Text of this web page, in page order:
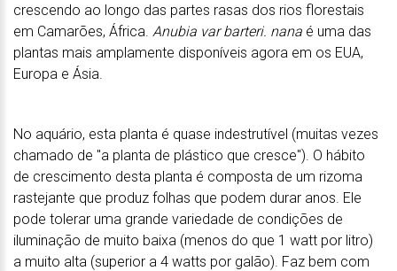
crescendo ao longo das partes rasas dos rios florestais
em Camarões, África. Anubia var barteri. nana é uma das
plantas mais amplamente disponíveis agora em os EUA,
Europa e Ásia.
No aquário, esta planta é quase indestrutível (muitas vezes
chamado de "a planta de plástico que cresce"). O hábito
de crescimento desta planta é composta de um rizoma
rastejante que produz folhas que podem durar anos. Ele
pode tolerar uma grande variedade de condições de
iluminação de muito baixa (menos do que 1 watt por litro)
a muito alta (superior a 4 watts por galão). Faz bem com